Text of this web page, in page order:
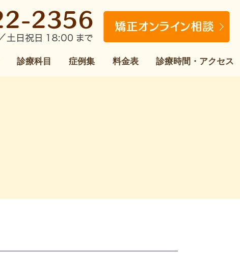
診療科目 症例集 料金表 診療時間・アクセス